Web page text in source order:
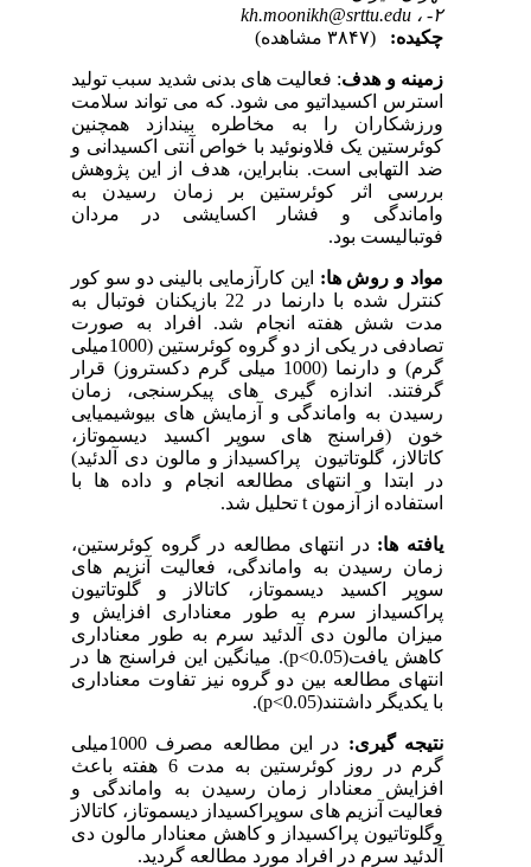
kh.moonikh@srttu.edu
چکیده:
(۳۸۴۷ مشاهده)
زمینه و هدف:فعالیت های بدنی شدید سبب تولید
استرس اکسیداتیو می شود.که می تواند سلامت
ورزشکاران را به مخاطره بیندازد همچنین
کوئرستین یک فلاونوئید با خواص آنتی اکسیدانی و
ضد التهابی است. بنابراین، هدف از این پژوهش
بررسی اثر کوئرستین بر زمان رسیدن به
واماندگی و فشار اکسایشی در مردان
فوتبالیست بود.
مواد و روش ها :این کارآزمایی بالینی دو سو کور
کنترل شده با دارنما در 22 بازیکنان فوتبال به
مدت شش هفته انجام شد. افراد به صورت
تصادفی در یکی از دو گروه کوئرستین (1000میلی
گرم) و دارنما (1000 میلی گرم دکستروز) قرار
گرفتند. اندازه گیری های پیکرسنجی، زمان
رسیدن به واماندگی و آزمایش های بیوشیمیایی
خون (فراسنج های سوپر اکسید دیسموتاز،
کاتالاز، گلوتاتیون پراکسیداز و مالون دی آلدئید)
در ابتدا و انتهای مطالعه انجام و داده ها با
استفاده از آزمونtتحلیل شد.
یافته ها: در انتهای مطالعه در گروه کوئرستین،
زمان رسیدن به واماندگی، فعالیت آنزیم های
سوپر اکسید دیسموتاز، کاتالاز و گلوتاتیون
پراکسیداز سرم به طور معناداری افزایش و
میزان مالون دی آلدئید سرم به طور معناداری
کاهش یافت(p<0.05). میانگین این فراسنج ها در
انتهای مطالعه بین دو گروه نیز تفاوت معناداری
با یکدیگر داشتند(p<0.05)
.
نتیجه گیری:
در این مطالعه مصرف 1000میلی
گرم در روز کوئرستین به مدت 6 هفته باعث
افزایش معنادار زمان رسیدن به واماندگی و
فعالیت آنزیم های سوپراکسیداز دیسموتاز، کاتالاز
وگلوتاتیون پراکسیداز و کاهش معنادار مالون دی
آلدئید سرم در افراد مورد مطالعه گردید